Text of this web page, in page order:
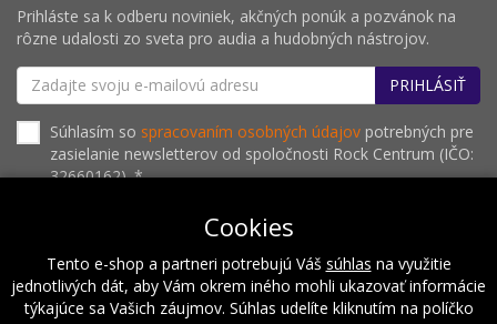
Prihláste sa k odberu noviniek, akčných ponúk a pozvánok na
rôzne udalosti zo sveta pro audia a hudobných nástrojov.
PRIHLÁSIŤ
Súhlasím so spracovaním osobných údajov potrebných pre
zasielanie newsletterov od spoločnosti Rock Centrum (IČO:
32660162). *
O nás Naše hodnoty Inštalácie
Referencie
Kalendár podujatí
Kontakt
Cookies
Tento e-shop a partneri potrebujú Váš súhlas na využitie
jednotlivých dát, aby Vám okrem iného mohli ukazovať informácie
týkajúce sa Vašich záujmov. Súhlas udelíte kliknutím na políčko